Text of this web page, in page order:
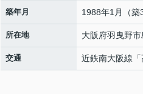
築年月 1988年1月（築
所在地 大阪府羽曳野市
交通 近鉄南大阪線 「